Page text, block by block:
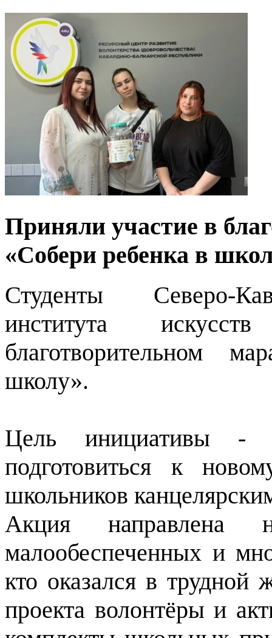
Приняли участие в
«Собери ребенка в
Студенты Северо-
института
благотворительном
школу».
Цель инициативы -
подготовиться к
школьников
Акция направлена
малообеспеченных и
кто оказался в трудной
проекта волонтёры и